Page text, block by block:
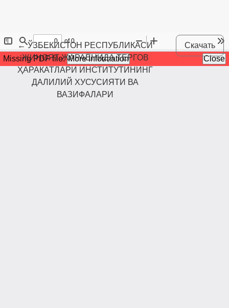
←Maqola tafsilotlariga qaytish
ЎЗБЕКИСТОН РЕСПУБЛИКАСИ
ЖИНОЯТ ЖАРАЁНИДА ТЕРГОВ
ҲАРАКАТЛАРИ ИНСТИТУТИНИНГ
ДАЛИЛИЙ ХУСУСИЯТИ ВА
ВАЗИФАЛАРИ
Скачать